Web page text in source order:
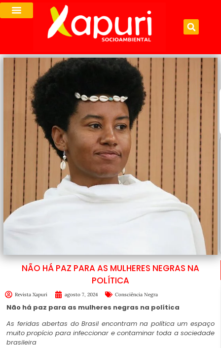
NÃO HÁ PAZ PARA AS MULHERES NEGRAS NA
POLÍTICA
Revista Xapuri agosto 7, 2024 Consciência Negra
Não há paz para as mulheres negras na política
As feridas abertas do Brasil encontram na política um espaço
muito propício para infeccionar e contaminar toda a sociedade
brasileira